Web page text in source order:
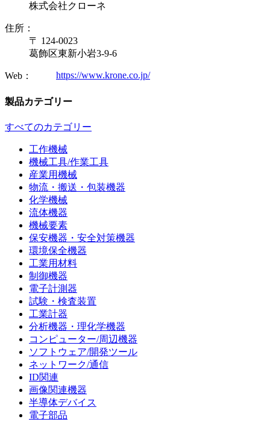
株式会社クローネ
住所：
〒 124-0023
葛飾区東新小岩3-9-6
Web： https://www.krone.co.jp/
製品カテゴリー
すべてのカテゴリー
工作機械
機械工具/作業工具
産業用機械
物流・搬送・包装機器
化学機械
流体機器
機械要素
保安機器・安全対策機器
環境保全機器
工業用材料
制御機器
電子計測器
試験・検査装置
工業計器
分析機器・理化学機器
コンピューター/周辺機器
ソフトウェア/開発ツール
ネットワーク/通信
ID関連
画像関連機器
半導体デバイス
電子部品